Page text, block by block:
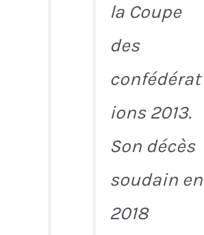
la Coupe
des
confédérat
ions 2013.
Son décès
soudain en
2018